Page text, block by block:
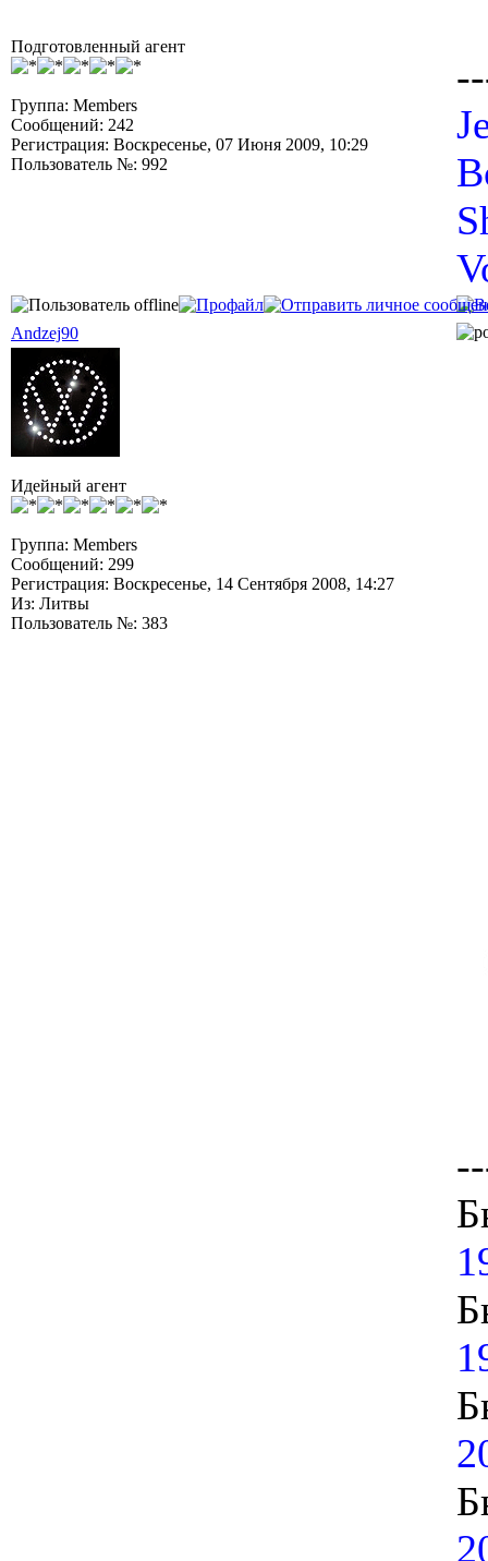
Подготовленный агент
Группа: Members
Сообщений: 242
Регистрация: Воскресенье, 07 Июня 2009, 10:29
Пользователь №: 992
Andzej90
Идейный агент
Группа: Members
Сообщений: 299
Регистрация: Воскресенье, 14 Сентября 2008, 14:27
Из: Литвы
Пользователь №: 383